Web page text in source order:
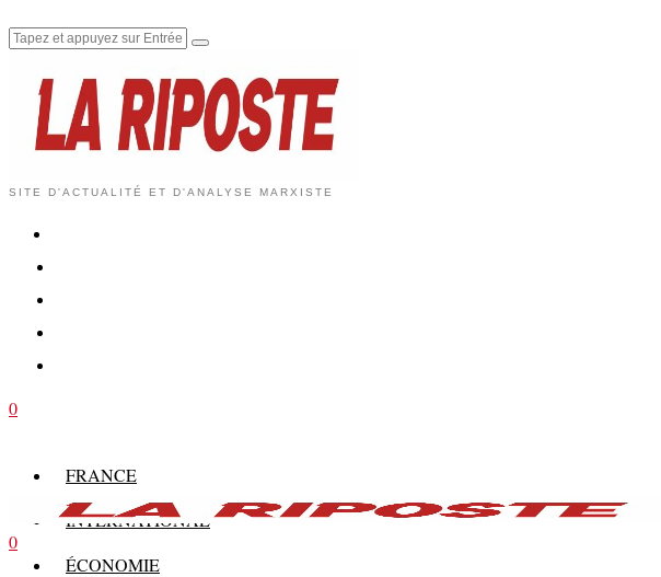
SITE D'ACTUALITÉ ET D'ANALYSE MARXISTE
0
FRANCE
INTERNATIONAL
ÉCONOMIE
0